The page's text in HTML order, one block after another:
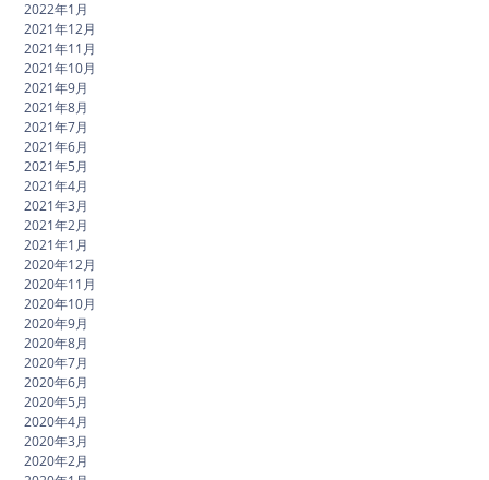
2022年1月
2021年12月
2021年11月
2021年10月
2021年9月
2021年8月
2021年7月
2021年6月
2021年5月
2021年4月
2021年3月
2021年2月
2021年1月
2020年12月
2020年11月
2020年10月
2020年9月
2020年8月
2020年7月
2020年6月
2020年5月
2020年4月
2020年3月
2020年2月